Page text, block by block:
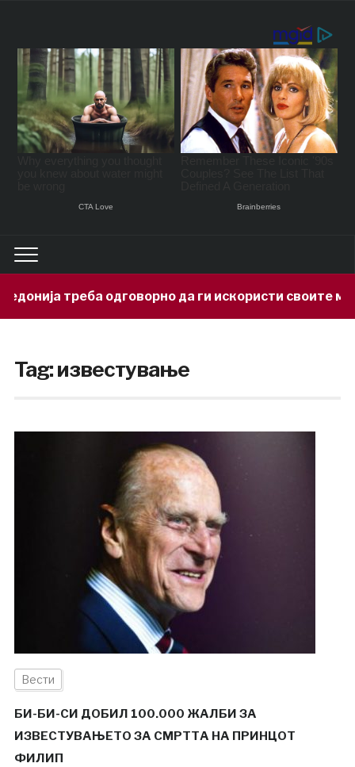
треба одговорно да ги искористи своите
Tag:известување
Вести
БИ-БИ-СИ ДОБИЛ 100.000 ЖАЛБИ ЗА
ИЗВЕСТУВАЊЕТО ЗА СМРТТА НА ПРИНЦОТ
ФИЛИП